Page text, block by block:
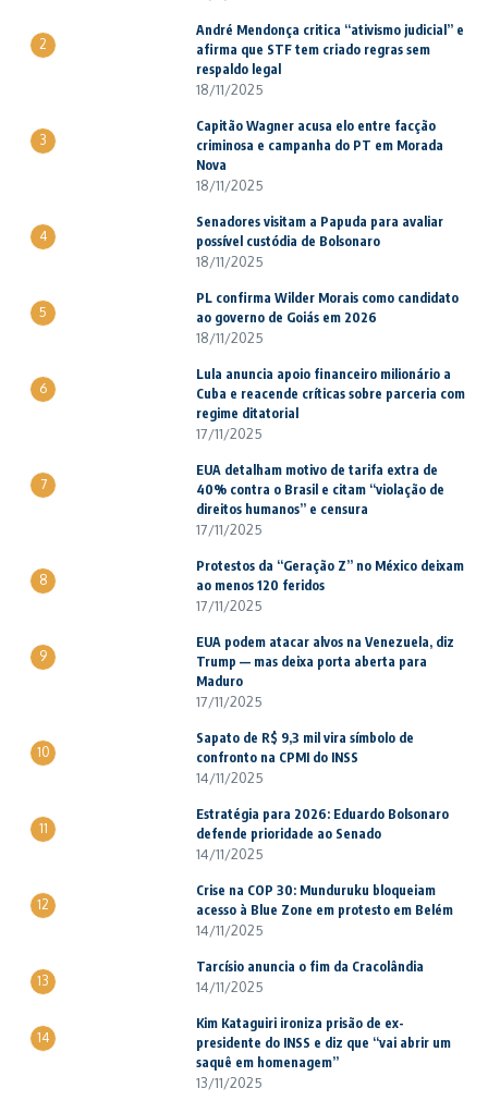
2
André Mendonça critica “ativismo judicial” e
afirma que STF tem criado regras sem
respaldo legal
18/11/2025
3
Capitão Wagner acusa elo entre facção
criminosa e campanha do PT em Morada
Nova
18/11/2025
4
Senadores visitam a Papuda para avaliar
possível custódia de Bolsonaro
18/11/2025
5
PL confirma Wilder Morais como candidato
ao governo de Goiás em 2026
18/11/2025
6
Lula anuncia apoio financeiro milionário a
Cuba e reacende críticas sobre parceria com
regime ditatorial
17/11/2025
7
EUA detalham motivo de tarifa extra de
40% contra o Brasil e citam “violação de
direitos humanos” e censura
17/11/2025
8
Protestos da “Geração Z” no México deixam
ao menos 120 feridos
17/11/2025
9
EUA podem atacar alvos na Venezuela, diz
Trump — mas deixa porta aberta para
Maduro
17/11/2025
10
Sapato de R$ 9,3 mil vira símbolo de
confronto na CPMI do INSS
14/11/2025
11
Estratégia para 2026: Eduardo Bolsonaro
defende prioridade ao Senado
14/11/2025
12
Crise na COP 30: Munduruku bloqueiam
acesso à Blue Zone em protesto em Belém
14/11/2025
13
Tarcísio anuncia o fim da Cracolândia
14/11/2025
14
Kim Kataguiri ironiza prisão de ex-
presidente do INSS e diz que “vai abrir um
saquê em homenagem”
13/11/2025